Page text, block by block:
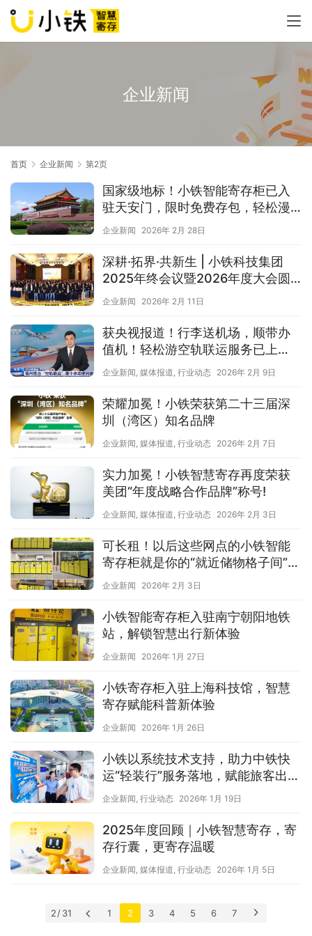
企业新闻
首页 企业新闻 第2页
国家级地标！小铁智能寄存柜已入
驻天安门，限时免费存包，轻松漫
游~
企业新闻 2026年 2月 28日
深耕·拓界·共新生 | 小铁科技集团
2025年终会议暨2026年度大会圆
满落幕
企业新闻 2026年 2月 11日
获央视报道！行李送机场，顺带办
值机！轻松游空轨联运服务已上
线！
企业新闻, 媒体报道, 行业动态 2026年 2月 9日
荣耀加冕！小铁荣获第二十三届深
圳（湾区）知名品牌
企业新闻, 媒体报道, 行业动态 2026年 2月 7日
实力加冕！小铁智慧寄存再度荣获
美团“年度战略合作品牌”称号!
企业新闻, 媒体报道, 行业动态 2026年 2月 3日
可长租！以后这些网点的小铁智能
寄存柜就是你的“就近储物格子间”！
就近存，灵活取~
企业新闻 2026年 2月 3日
小铁智能寄存柜入驻南宁朝阳地铁
站，解锁智慧出行新体验
企业新闻 2026年 1月 27日
小铁寄存柜入驻上海科技馆，智慧
寄存赋能科普新体验
企业新闻 2026年 1月 26日
小铁以系统技术支持，助力中铁快
运“轻装行”服务落地，赋能旅客出
行！
企业新闻, 行业动态 2026年 1月 19日
2025年度回顾｜小铁智慧寄存，寄
存行囊，更寄存温暖
企业新闻, 媒体报道, 行业动态 2026年 1月 5日
2 / 31 1 2 3 4 5 6 7